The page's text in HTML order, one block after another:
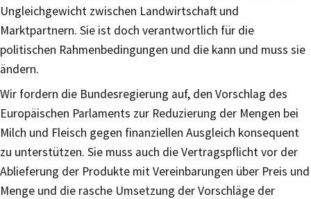
Ungleichgewicht zwischen Landwirtschaft und
Marktpartnern. Sie ist doch verantwortlich für die
politischen Rahmenbedingungen und die kann und muss sie
ändern.
Wir fordern die Bundesregierung auf, den Vorschlag des
Europäischen Parlaments zur Reduzierung der Mengen bei
Milch und Fleisch gegen finanziellen Ausgleich konsequent
zu unterstützen. Sie muss auch die Vertragspflicht vor der
Ablieferung der Produkte mit Vereinbarungen über Preis und
Menge und die rasche Umsetzung der Vorschläge der